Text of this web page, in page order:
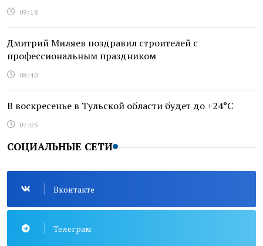
09:18
Дмитрий Миляев поздравил строителей с
профессиональным праздником
08:40
В воскресенье в Тульской области будет до +24°C
07:05
СОЦИАЛЬНЫЕ СЕТИ
Вконтакте
Телеграм